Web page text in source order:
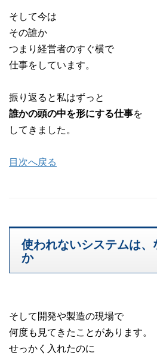
そして今は
その誰か
つまり経営者のすぐ横で
仕事をしています。
振り返ると私はずっと
誰かの頭の中を形にする仕事を
してきました。
目次へ戻る
使われないシステムは
か
そして開発や製造の現場で
何度も見てきたことがあります。
せっかく入れたのに